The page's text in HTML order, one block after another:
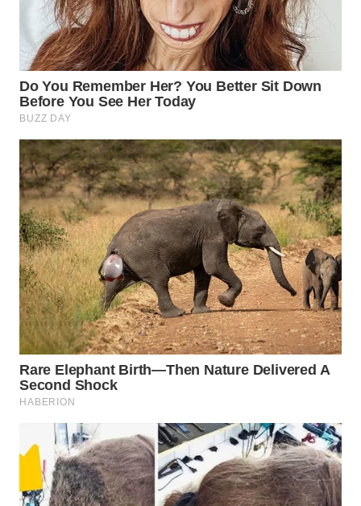
WN
BOROBUDUR
WN
MADURA
WN
SURABAYA
WN
NATUNA
WN
BINTAN
WN
MANDALIKA
WN
LIKUPANG
WN
LABUANBAJO
WN